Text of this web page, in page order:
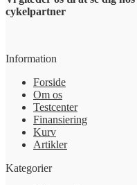
cykelpartner
Information
Forside
Om os
Testcenter
Finansiering
Kurv
Artikler
Kategorier